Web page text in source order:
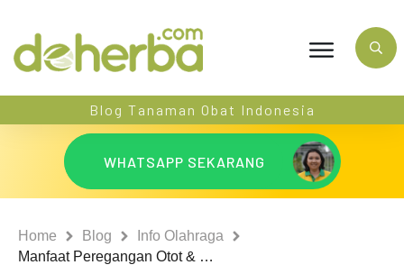
Blog Tanaman Obat Indonesia
WHATSAPP SEKARANG
Home Blog
Info Olahraga
Manfaat Peregangan Otot & 10 Gerakan Peregangan Terbaik